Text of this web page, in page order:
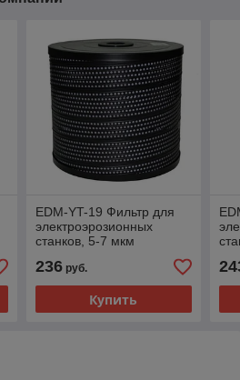
EDM-YT-19 Фильтр для
электроэрозионных
станков, 5-7 мкм
236руб.
Купить